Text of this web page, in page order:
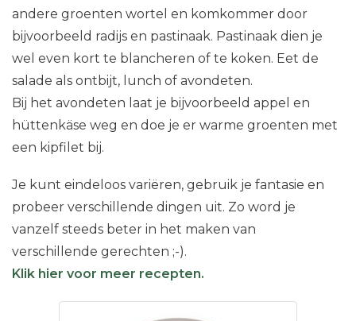
andere groenten wortel en komkommer door
bijvoorbeeld radijs en pastinaak. Pastinaak dien je
wel even kort te blancheren of te koken. Eet de
salade als ontbijt, lunch of avondeten.
Bij het avondeten laat je bijvoorbeeld appel en
hüttenkäse weg en doe je er warme groenten met
een kipfilet bij.
Je kunt eindeloos variëren, gebruik je fantasie en
probeer verschillende dingen uit. Zo word je
vanzelf steeds beter in het maken van
verschillende gerechten ;-).
Klik hier voor meer recepten.